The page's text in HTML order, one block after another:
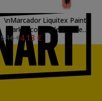
\nMarcador Liquitex Paint
Marker cor verde Hooker
tom (2 mm)
5,16 €4,13 €